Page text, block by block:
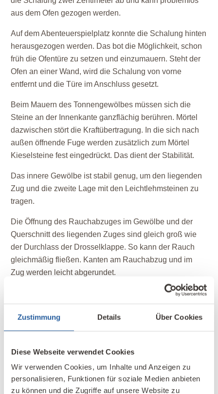
Zustimmung Details Über Cookies
Diese Webseite verwendet Cookies
Wir verwenden Cookies, um Inhalte und Anzeigen zu
personalisieren, Funktionen für soziale Medien anbieten
zu können und die Zugriffe auf unsere Website zu
aus dem Ofen gezogen werden.
Auf dem Abenteuerspielplatz konnte die Schalung hinten
herausgezogen werden. Das bot die Möglichkeit, schon
früh die Ofentüre zu setzen und einzumauern. Steht der
Ofen an einer Wand, wird die Schalung von vorne
entfernt und die Türe im Anschluss gesetzt.
Beim Mauern des Tonnengewölbes müssen sich die
Steine an der Innenkante ganzflächig berühren. Mörtel
dazwischen stört die Kraftübertragung. In die sich nach
außen öffnende Fuge werden zusätzlich zum Mörtel
Kieselsteine fest eingedrückt. Das dient der Stabilität.
Das innere Gewölbe ist stabil genug, um den liegenden
Zug und die zweite Lage mit den Leichtlehmsteinen zu
tragen.
Die Öffnung des Rauchabzuges im Gewölbe und der
Querschnitt des liegenden Zuges sind gleich groß wie
der Durchlass der Drosselklappe. So kann der Rauch
gleichmäßig fließen. Kanten am Rauchabzug und im
Zug werden leicht abgerundet.
Der Backofen ist mit Lehm-Grundputz verputzt. Es wurde
ein Gewebegitter (Putzträger) zur Vermeidung von
Trocknungsrissen eingearbeitet. Unter den
Schamotteplatten am Boden des Backraumes sitzt
Wärmedämmung.
Das erste Einheizen des schweren Lehmkörper
geschieht sehr langsam, um die Feuchtigkeit ohne